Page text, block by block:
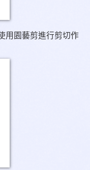
用園藝剪進行剪切作